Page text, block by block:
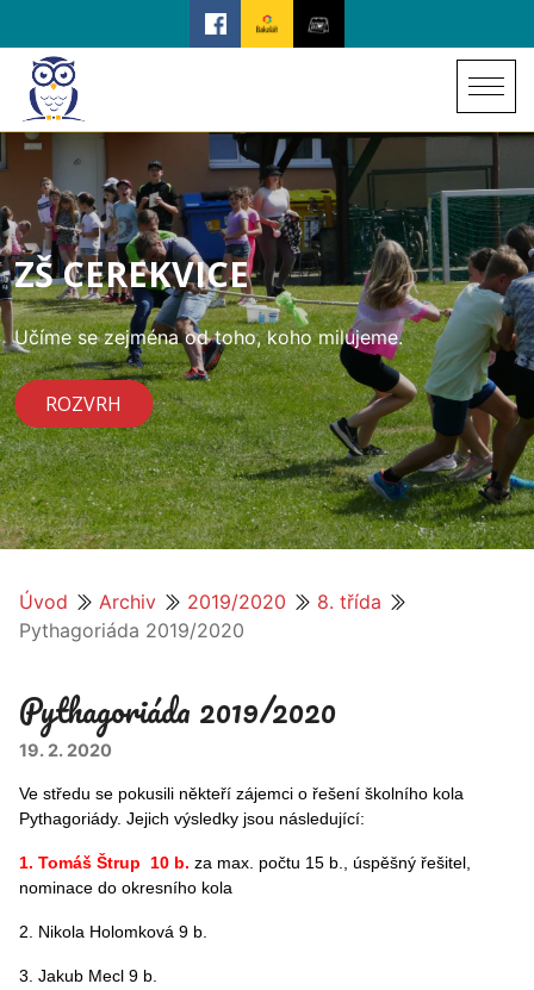
ZŠ CEREKVICE
Učíme se zejména od toho, koho milujeme.
ROZVRH
Úvod Archiv 2019/2020
8. třída
Pythagoriáda 2019/2020
Pythagoriáda 2019/2020
19. 2. 2020
Ve středu se pokusili někteří zájemci o řešení školního kola
Pythagoriády. Jejich výsledky jsou následující:
1. Tomáš Štrup 10 b. za max. počtu 15 b., úspěšný řešitel,
nominace do okresního kola
2. Nikola Holomková 9 b.
3. Jakub Mecl 9 b.